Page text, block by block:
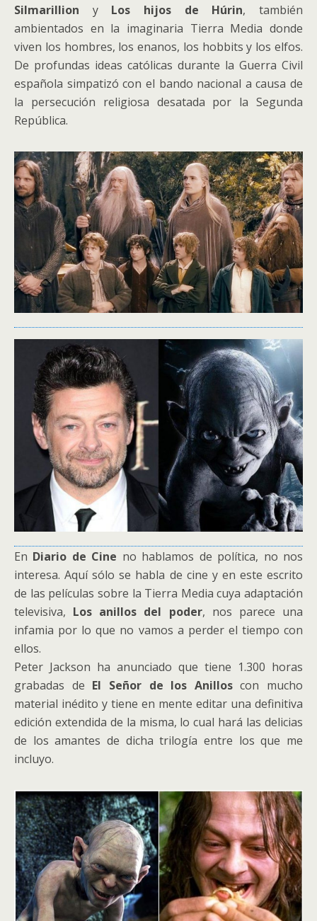
Silmarillion y Los hijos de Húrin, también
ambientados en la imaginaria Tierra Media donde
viven los hombres, los enanos, los hobbits y los elfos.
De profundas ideas católicas durante la Guerra Civil
española simpatizó con el bando nacional a causa de
la persecución religiosa desatada por la Segunda
República.
En Diario de Cine no hablamos de política, no nos
interesa. Aquí sólo se habla de cine y en este escrito
de las películas sobre la Tierra Media cuya adaptación
televisiva, Los anillos del poder, nos parece una
infamia por lo que no vamos a perder el tiempo con
ellos.
Peter Jackson ha anunciado que tiene 1.300 horas
grabadas de El Señor de los Anilloscon mucho
material inédito y tiene en mente editar una definitiva
edición extendida de la misma, lo cual hará las delicias
de los amantes de dicha trilogía entre los que me
incluyo.